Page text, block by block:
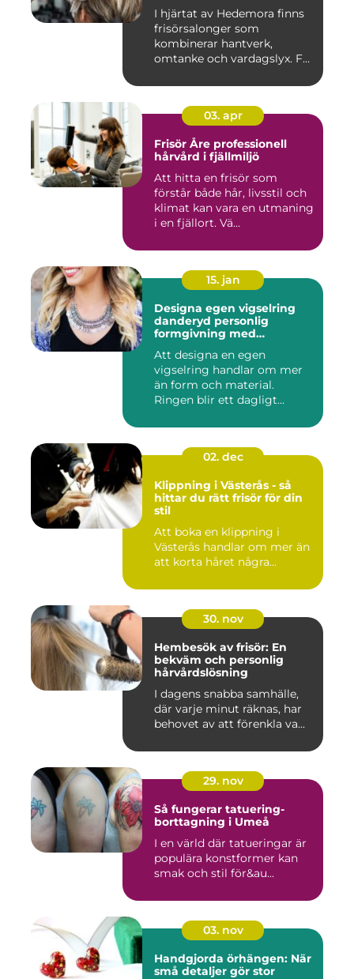
I hjärtat av Hedemora finns
frisörsalonger som
kombinerar hantverk,
omtanke och vardagslyx. För
03. apr
Frisör Åre professionell
hårvård i fjällmiljö
Att hitta en frisör som
förstår både hår, livsstil och
klimat kan vara en utmaning
i en fjällort. Vä...
15. jan
Designa egen vigselring
danderyd personlig
formgivning med
Att designa en egen
vigselring handlar om mer
än form och material.
Ringen blir ett dagligt
02. dec
Klippning i Västerås - så
hittar du rätt frisör för din
stil
Att boka en klippning i
Västerås handlar om mer än
att korta håret några...
30. nov
Hembesök av frisör: En
bekväm och personlig
hårvårdslösning
I dagens snabba samhälle,
där varje minut räknas, har
behovet av att förenkla va...
29. nov
Så fungerar tatuering-
borttagning i Umeå
I en värld där tatueringar är
populära konstformer kan
smak och stil för&au...
03. nov
Handgjorda örhängen: När
små detaljer gör stor